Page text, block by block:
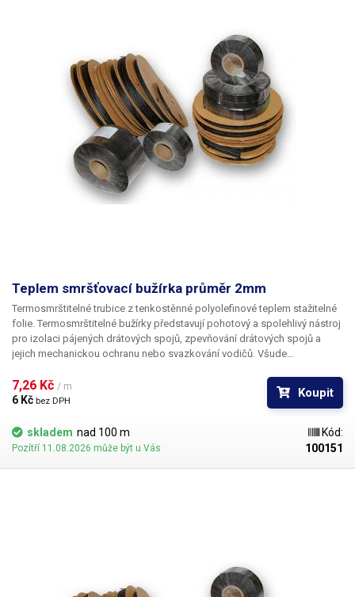
Teplem smršťovací bužírka průměr 2mm
Termosmrštitelné trubice z tenkostěnné polyolefinové teplem stažitelné
folie. Termosmrštitelné bužírky představují pohotový a spolehlivý nástroj
pro izolaci pájených drátových spojů, zpevňování drátových spojů a
jejich mechanickou ochranu nebo svazkování vodičů. Všude
elektrikářská izolační páska je nyní možné nasadit teplem smrštitelné
fólie.
7,26 Kč / m
6 Kč bez DPH
Koupit
skladem nad 100 m
Pozítří 11.08.2026 může být u Vás
Kód:
100151